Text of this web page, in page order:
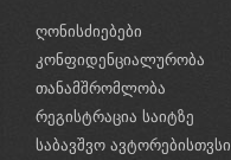
ღონისძიებები
კონფიდენციალურობა
თანამშრომლობა
რეგისტრაცია საიტზე
საბავშვო ავტორებისთვსი